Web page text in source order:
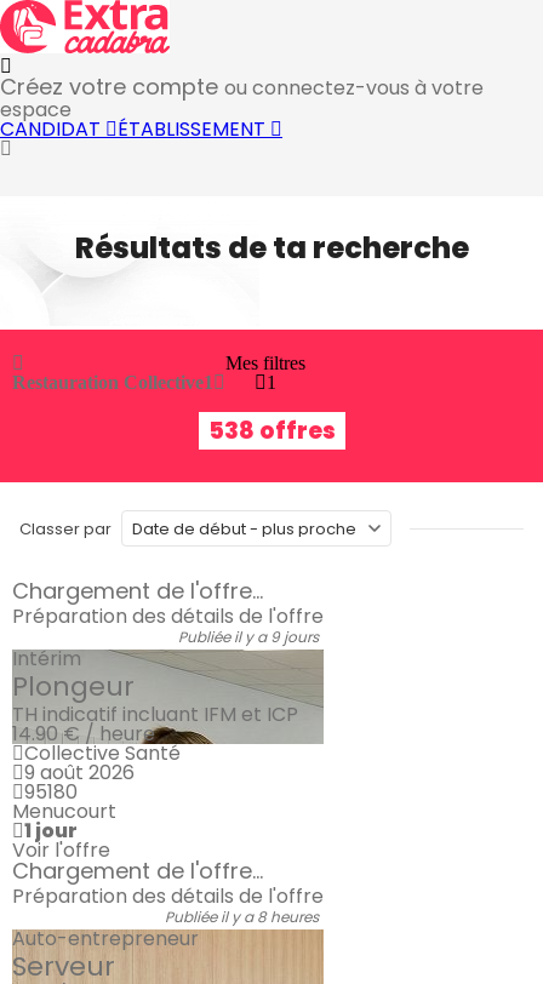
Créez votre compte ou connectez-vous à votre
espace
CANDIDAT ÉTABLISSEMENT
Résultats de ta recherche
Restauration Collective1
Mes filtres
1
538 offres
Classer par
Chargement de l'offre...
Préparation des détails de l'offre
Publiée il y a 9 jours
Intérim
Plongeur
TH indicatif incluant IFM et ICP
14.90 € / heure
Collective Santé
9 août 2026
95180
Menucourt
1 jour
Voir l'offre
Chargement de l'offre...
Préparation des détails de l'offre
Publiée il y a 8 heures
Auto-entrepreneur
Serveur